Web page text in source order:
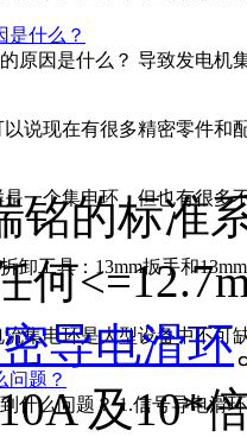
是什么？
原因是什么？ 导致发电机
说现在有很多精密零件和
一个集电环，但也有很多
卸工具：13mm扳手和
集电环是大型设备中不可
问题？
什么问题？ 1.信号导电滑
铭的标准
何
导电滑环
及10*